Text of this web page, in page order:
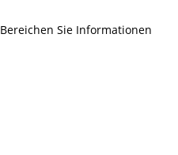
Sie Informationen